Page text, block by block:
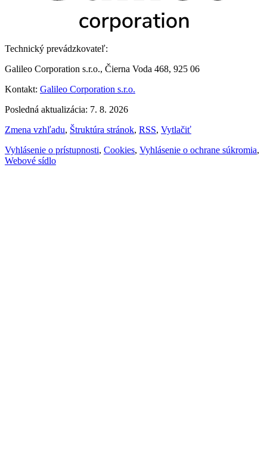
Technický prevádzkovateľ:
Galileo Corporation s.r.o., Čierna Voda 468, 925 06
Kontakt: Galileo Corporation s.r.o.
Posledná aktualizácia: 7. 8. 2026
Zmena vzhľadu, Štruktúra stránok, RSS, Vytlačiť
Vyhlásenie o prístupnosti, Cookies, Vyhlásenie o ochrane súkromia,
Webové sídlo